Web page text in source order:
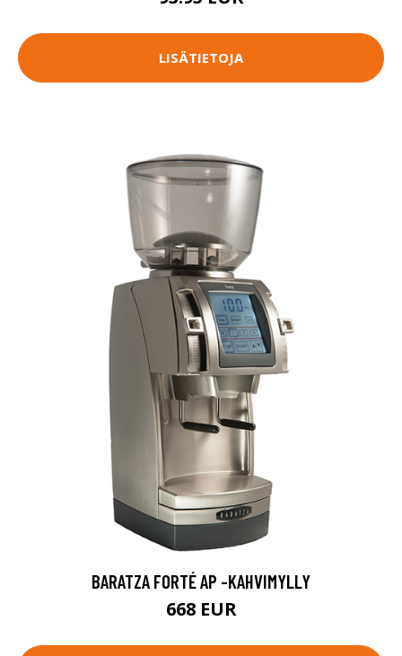
LISÄTIETOJA
BARATZA FORTÉ AP -KAHVIMYLLY
668 EUR